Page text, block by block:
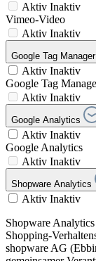
Aktiv Inaktiv
Vimeo-Video
Aktiv Inaktiv
Google Tag Manager
Aktiv Inaktiv
Google Tag
Aktiv Inaktiv
Google Analytics
Aktiv Inaktiv
Google Analytics
Aktiv Inaktiv
Shopware Analytics
Aktiv Inaktiv
Shopware
Shopping-
shopware AG